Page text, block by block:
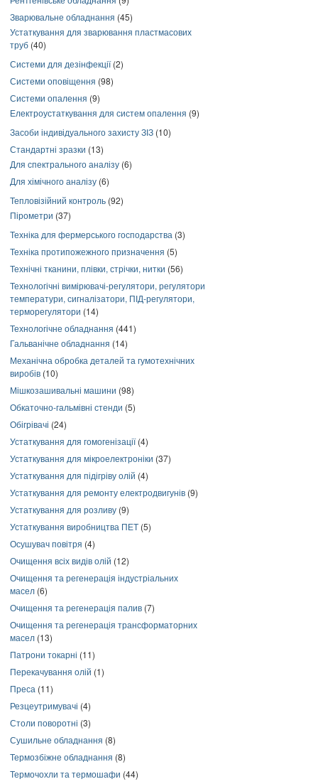
Зварювальне обладнання (45)
Устаткування для зварювання пластмасових
труб (40)
Системи для дезінфекції(2)
Системи оповіщення (98)
Системи опалення (9)
Електроустаткування для систем опалення (9)
Засоби індивідуального захисту ЗІЗ (10)
Стандартні зразки (13)
Для спектрального аналізу (6)
Для хімічного аналізу (6)
Тепловізійний контроль (92)
Пірометри (37)
Техніка для фермерського господарства (3)
Техніка протипожежного призначення (5)
Технічні тканини, плівки, стрічки, нитки (56)
Технологічні вимірювачі-регулятори, регулятори
температури, сигналізатори, ПІД-регулятори,
терморегулятори (14)
Технологічне обладнання (441)
Гальванічне обладнання (14)
Механічна обробка деталей та гумотехнічних
виробів (10)
Мішкозашивальні машини (98)
Обкаточно-гальмівні стенди (5)
Обігрівачі (24)
Устаткування для гомогенізації(4)
Устаткування для мікроелектроніки (37)
Устаткування для підігріву олій (4)
Устаткування для ремонту електродвигунів (9)
Устаткування для розливу (9)
Устаткування виробництва ПЕТ (5)
Осушувач повітря (4)
Очищення всіх видів олій (12)
Очищення та регенерація індустріальних
масел (6)
Очищення та регенерація палив (7)
Очищення та регенерація трансформаторних
масел (13)
Патрони токарні (11)
Перекачування олій (1)
Преса (11)
Резцеутримувачі (4)
Столи поворотні (3)
Сушильне обладнання (8)
Термозбіжне обладнання (8)
Термочохли та термошафи (44)